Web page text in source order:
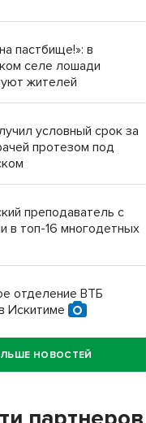
пастбище!»: в
селе лошади
жителей
условный срок за
протезом под
преподаватель с
в топ-16 многодетных
отделение ВТБ
Искитиме
НОВОСТЕЙ